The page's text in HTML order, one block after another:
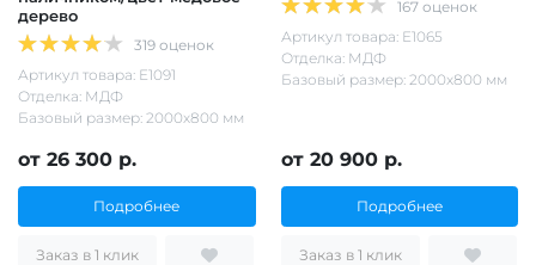
дерево
319 оценок
Артикул товара: Е1091
Отделка: МДФ
Базовый размер: 2000х800 мм
от 26 300 р.
Подробнее
Заказ в 1 клик
167 оценок
Артикул товара: Е1065
Отделка: МДФ
Базовый размер: 2000х800 мм
от 20 900 р.
Подробнее
Заказ в 1 клик